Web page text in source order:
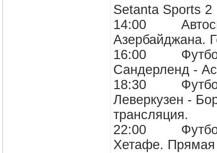
Setanta
14:00
16:00 Футбол.
Сандерленд -
18:30 Футбол.
Леверкузен -
трансляция.
22:00 Футбол.
Хетафе.